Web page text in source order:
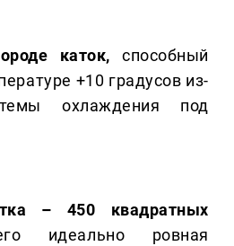
каток, способный
+10 градусов из-
охлаждения под
– 450 квадратных
идеально ровная